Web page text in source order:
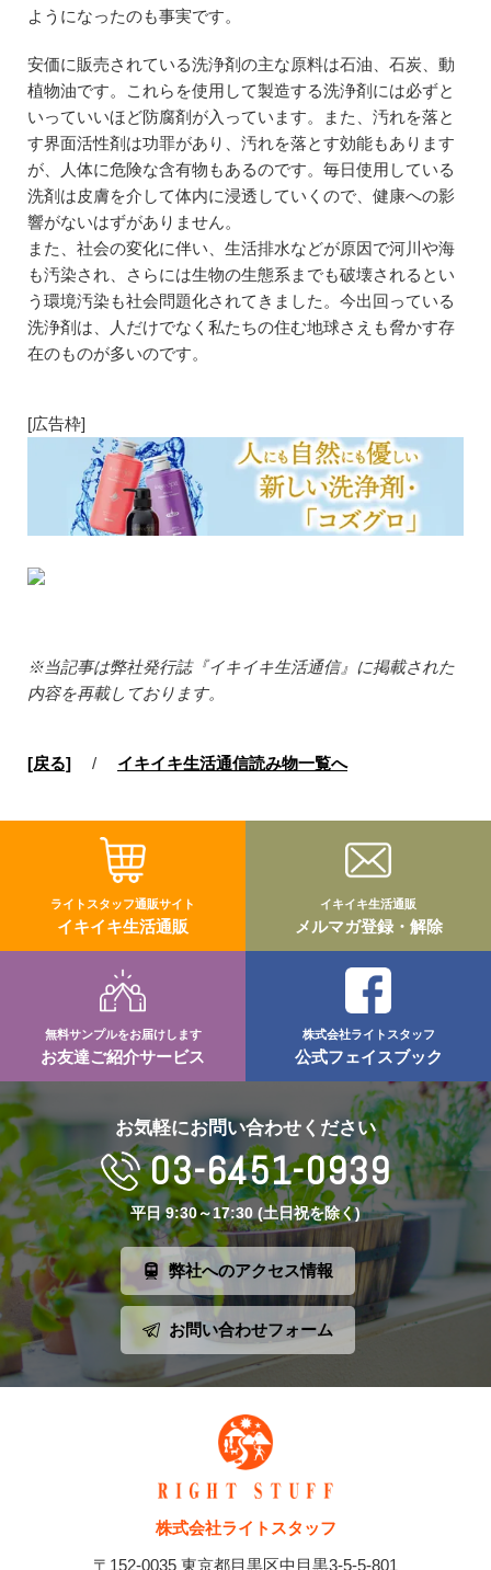
ようになったのも事実です。
安価に販売されている洗浄剤の主な原料は石油、石炭、動
植物油です。これらを使用して製造する洗浄剤には必ずと
いっていいほど防腐剤が入っています。また、汚れを落と
す界面活性剤は功罪があり、汚れを落とす効能もあります
が、人体に危険な含有物もあるのです。毎日使用している
洗剤は皮膚を介して体内に浸透していくので、健康への影
響がないはずがありません。
また、社会の変化に伴い、生活排水などが原因で河川や海
も汚染され、さらには生物の生態系までも破壊されるとい
う環境汚染も社会問題化されてきました。今出回っている
洗浄剤は、人だけでなく私たちの住む地球さえも脅かす存
在のものが多いのです。
[広告枠]
※当記事は弊社発行誌『イキイキ生活通信』に掲載された
内容を再載しております。
[戻る] / イキイキ生活通信読み物一覧へ
ライトスタッフ通販サイト
イキイキ生活通販
イキイキ生活通販
メルマガ登録・解除
無料サンプルをお届けします
お友達ご紹介サービス
株式会社ライトスタッフ
公式フェイスブック
お気軽にお問い合わせください
03-6451-0939
平日 9:30～17:30 (土日祝を除く)
弊社へのアクセス情報
お問い合わせフォーム
株式会社ライトスタッフ
〒152-0035 東京都目黒区中目黒3-5-5-801